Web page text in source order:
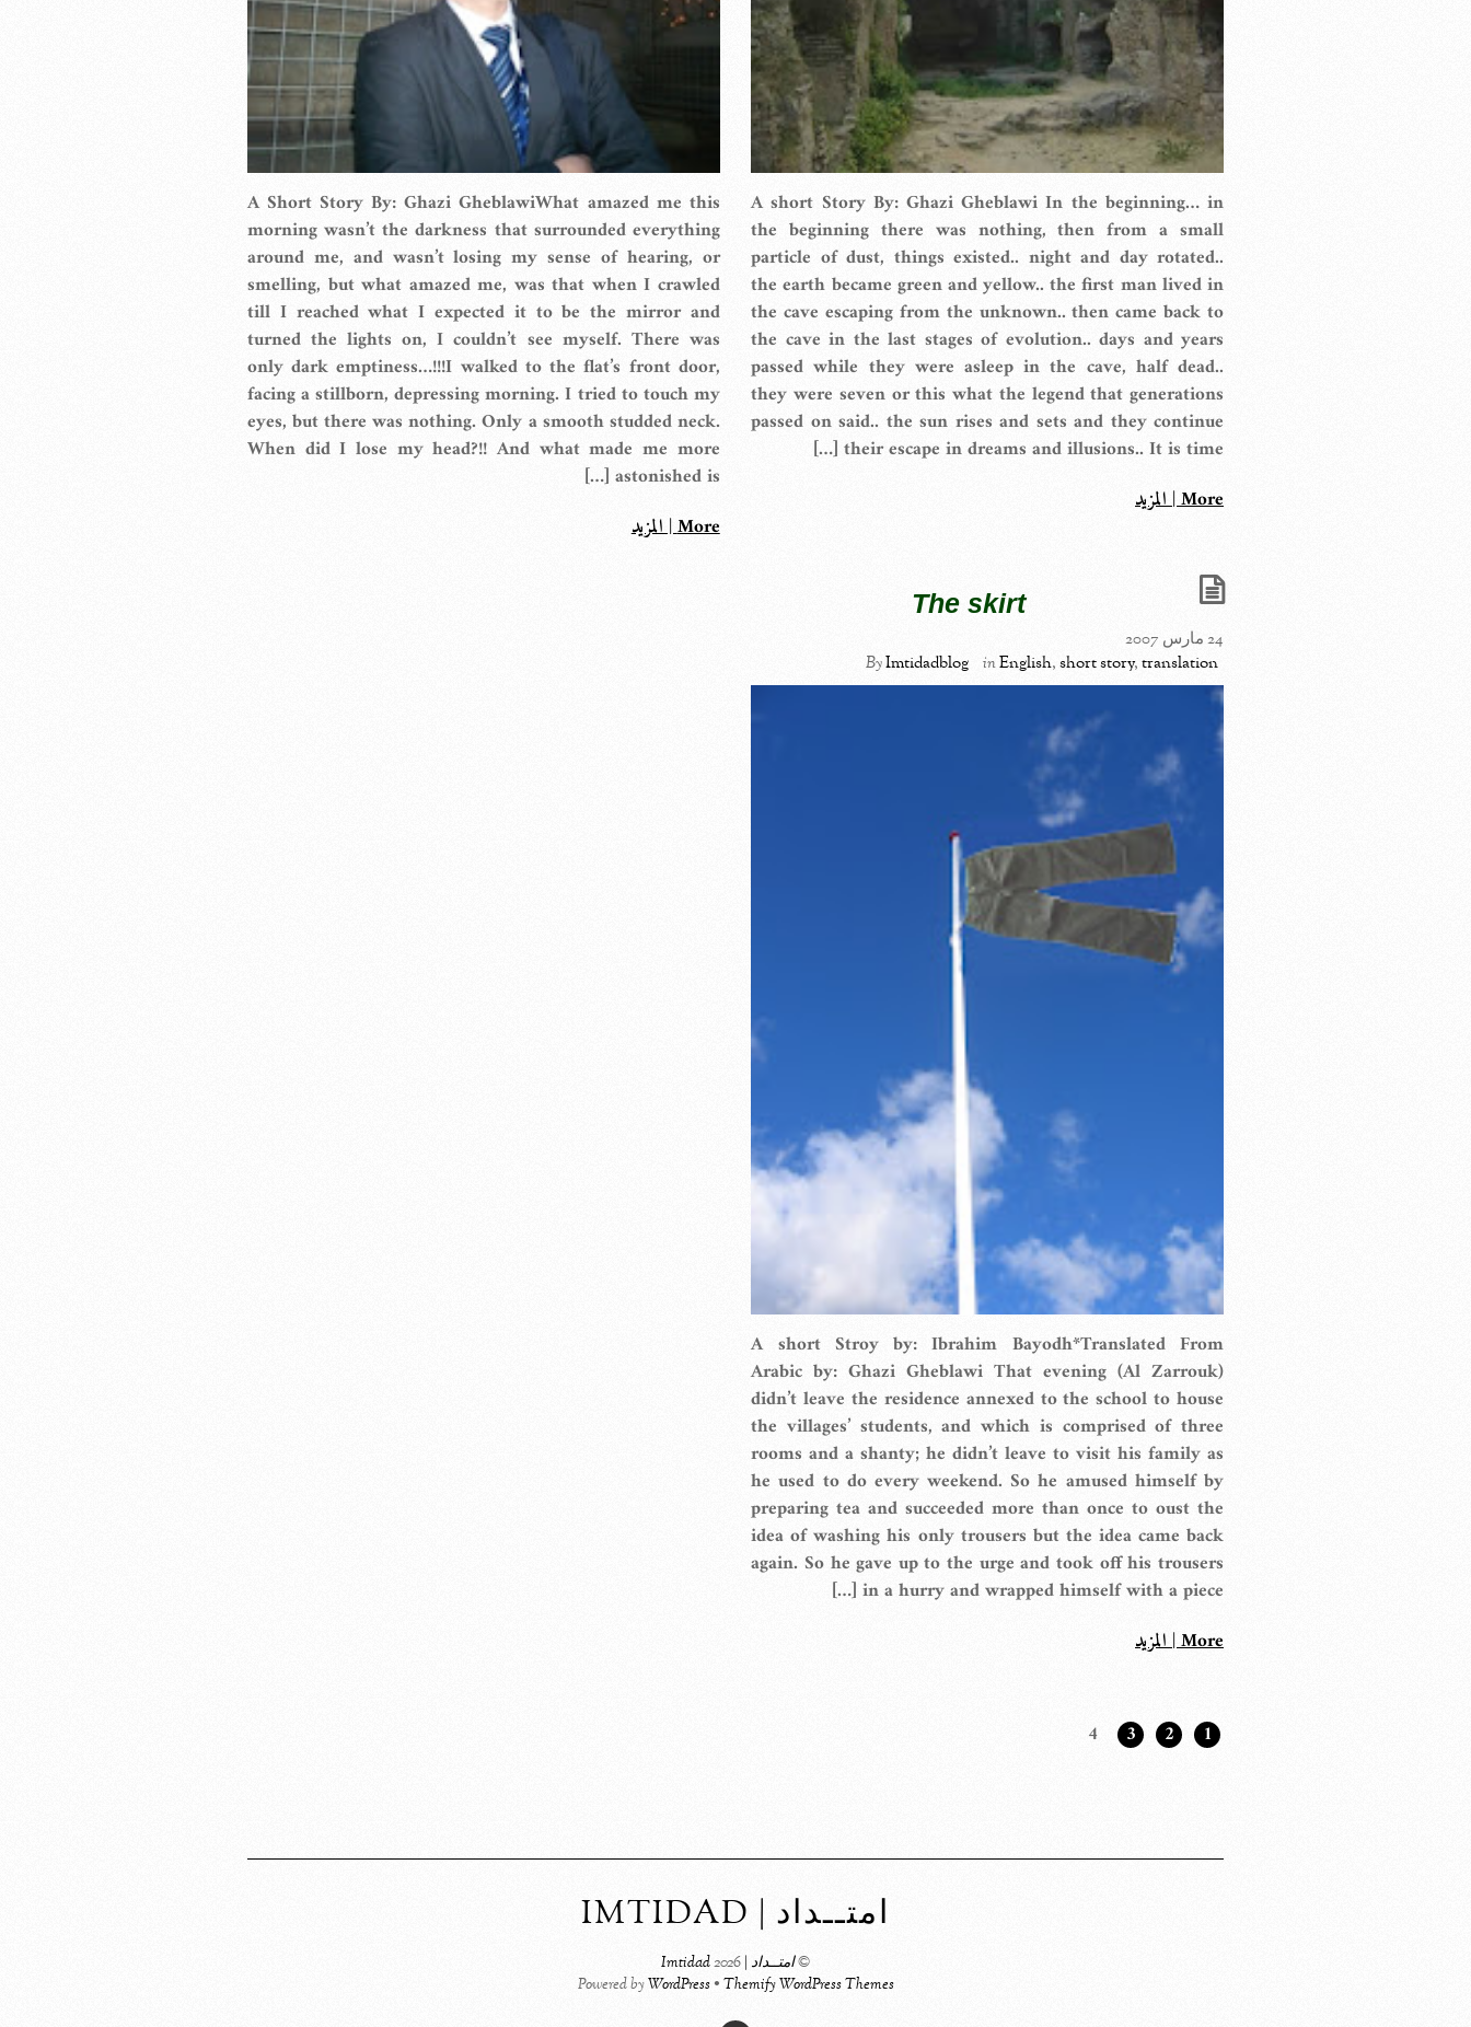
A short Story By: Ghazi Gheblawi In the beginning… in
the beginning there was nothing, then from a small
particle of dust, things existed.. night and day rotated..
the earth became green and yellow.. the first man lived in
the cave escaping from the unknown.. then came back to
the cave in the last stages of evolution.. days and years
passed while they were asleep in the cave, half dead..
they were seven or this what the legend that generations
passed on said.. the sun rises and sets and they continue
their escape in dreams and illusions.. It is time […]
More | المزيد
A Short Story By: Ghazi GheblawiWhat amazed me this
morning wasn’t the darkness that surrounded everything
around me, and wasn’t losing my sense of hearing, or
smelling, but what amazed me, was that when I crawled
till I reached what I expected it to be the mirror and
turned the lights on, I couldn’t see myself. There was
only dark emptiness…!!!I walked to the flat’s front door,
facing a stillborn, depressing morning. I tried to touch my
eyes, but there was nothing. Only a smooth studded neck.
When did I lose my head?!! And what made me more
astonished is […]
More | المزيد
The skirt
24 مارس 2007
ByImtidadblog inEnglish,short story,translation
A short Stroy by: Ibrahim Bayodh*Translated From
Arabic by: Ghazi Gheblawi That evening (Al Zarrouk)
didn’t leave the residence annexed to the school to house
the villages’ students, and which is comprised of three
rooms and a shanty; he didn’t leave to visit his family as
he used to do every weekend. So he amused himself by
preparing tea and succeeded more than once to oust the
idea of washing his only trousers but the idea came back
again. So he gave up to the urge and took off his trousers
in a hurry and wrapped himself with a piece […]
More | المزيد
1
2
3
4
امتــداد | IMTIDAD
©امتــداد | Imtidad 2026
Powered byWordPress• Themify WordPress Themes